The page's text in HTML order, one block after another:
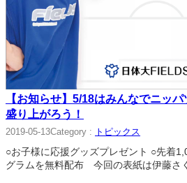
【お知らせ】5/18はみんなでニッ
盛り上がろう！
2019-05-13Category : トピックス
○お子様に応援グッズプレゼント ○先着
グラムを無料配布 今回の表紙は伊藤さ